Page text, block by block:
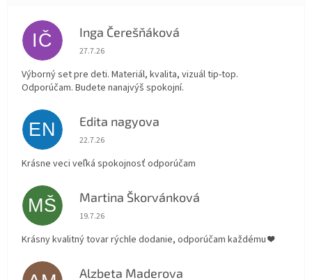
IČ Inga Čerešňáková
Hodnotenie obchodu je 5 z 5 hviezdičiek.
27.7.26
Výborný set pre deti. Materiál, kvalita, vizuál tip-top.
Odporúčam. Budete nanajvýš spokojní.
EN Edita nagyova
Hodnotenie obchodu je 5 z 5 hviezdičiek.
22.7.26
Krásne veci veľká spokojnosť odporúčam
MŠ Martina Škorvánková
Hodnotenie obchodu je 5 z 5 hviezdičiek.
19.7.26
Krásny kvalitný tovar rýchle dodanie, odporúčam každému ❤️
Alzbeta Maderova